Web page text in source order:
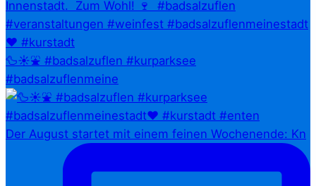
🦆☀️⛲ #badsalzuflen #kurparksee
#badsalzuflenmeine
Der August startet mit einem feinen Wochenende: Kn